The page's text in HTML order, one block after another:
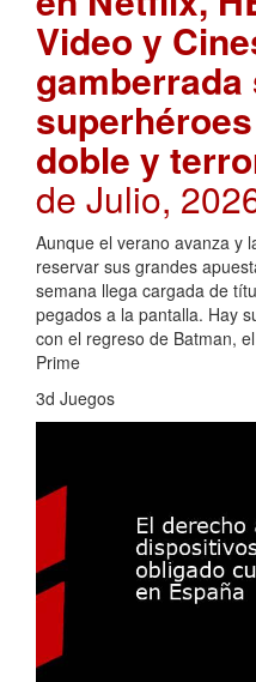
Video y
gamberrada
doble y
de Julio,
Aunque el verano avanza y
reservar sus grandes
semana llega cargada de
pegados a la pantalla. Hay
con el regreso de Batman,
Prime
3d Juegos